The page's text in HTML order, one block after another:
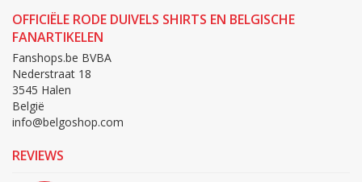
OFFICIËLE RODE DUIVELS SHIRTS EN BELGISCHE
FANARTIKELEN
Fanshops.be BVBA
Nederstraat 18
3545 Halen
België
info@belgoshop.com
REVIEWS